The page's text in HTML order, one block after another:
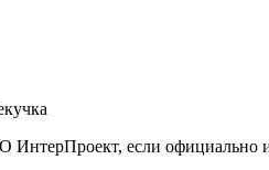
ИнтерПроект, если официально